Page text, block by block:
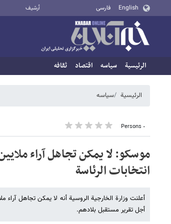
English فارسی أرشيف
الرئيسية سیاسه اقتصاد ثقافه
الرئيسية سیاسه
٠ Persons
موسکو: لا یمکن تجاهل آراء
انتخابات الرئاسة
أعلنت وزارة الخارجیة الروسیة أنه لا یمکن تجاهل آراء
أجل تقریر مستقبل بلادهم.